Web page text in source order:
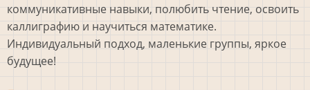
коммуникативные навыки, полюбить чтение, освоить
каллиграфию и научиться математике.
Индивидуальный подход, маленькие группы, яркое
будущее!